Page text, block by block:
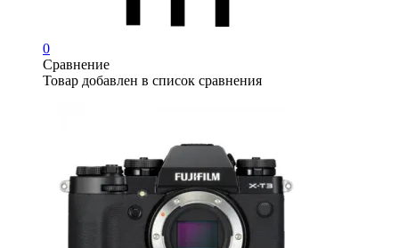
0
Сравнение
Товар добавлен в список сравнения